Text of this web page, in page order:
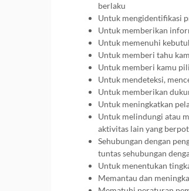
berlaku
Untuk mengidentifikasi
Untuk memberikan
Untuk memenuhi
Untuk memberi tahu
Untuk memberi kamu
Untuk mendeteksi,
Untuk memberikan
Untuk meningkatkan
Untuk melindungi atau
aktivitas lain yang
Sehubungan dengan
tuntas sehubungan
Untuk menentukan
Memantau dan